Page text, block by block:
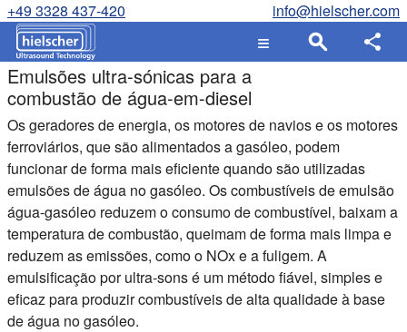
+49 3328 437-420 info@hielscher.com
Emulsões ultra-sónicas para a
combustão de água-em-diesel
Os geradores de energia, os motores de navios e os motores
ferroviários, que são alimentados a gasóleo, podem
funcionar de forma mais eficiente quando são utilizadas
emulsões de água no gasóleo. Os combustíveis de emulsão
água-gasóleo reduzem o consumo de combustível, baixam a
temperatura de combustão, queimam de forma mais limpa e
reduzem as emissões, como o NOx e a fuligem. A
emulsificação por ultra-sons é um método fiável, simples e
eficaz para produzir combustíveis de alta qualidade à base
de água no gasóleo.